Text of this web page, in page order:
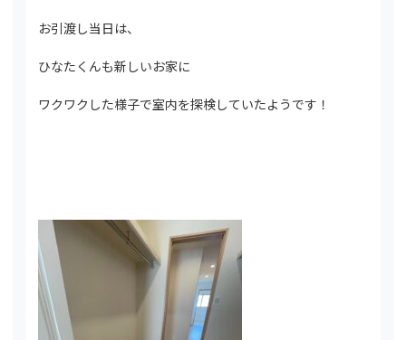
お引渡し当日は、
ひなたくんも新しいお家に
ワクワクした様子で室内を探検していたようです！